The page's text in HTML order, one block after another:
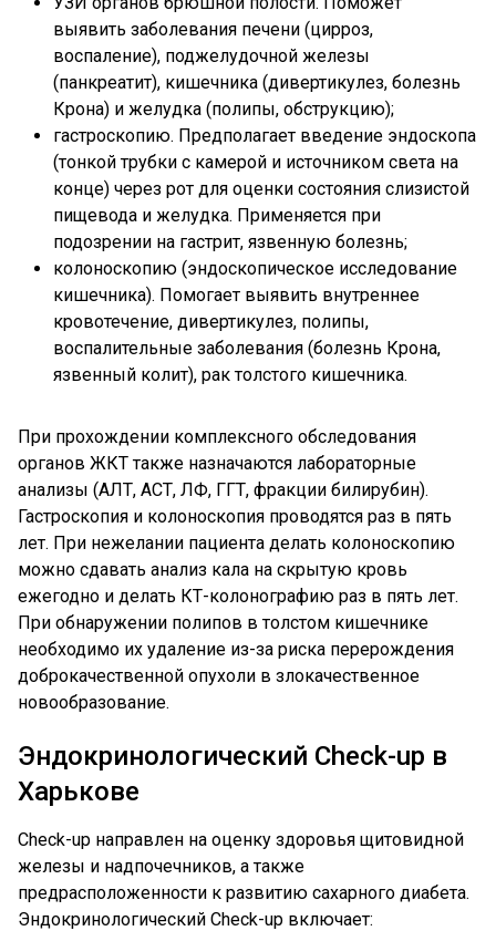
выявить заболевания печени (цирроз,
воспаление), поджелудочной железы
(панкреатит), кишечника (дивертикулез, болезнь
Крона) и желудка (полипы, обструкцию);
гастроскопию. Предполагает введение эндоскопа
(тонкой трубки с камерой и источником света на
конце) через рот для оценки состояния слизистой
пищевода и желудка. Применяется при
подозрении на гастрит, язвенную болезнь;
колоноскопию (эндоскопическое исследование
кишечника). Помогает выявить внутреннее
кровотечение, дивертикулез, полипы,
воспалительные заболевания (болезнь Крона,
язвенный колит), рак толстого кишечника.
При прохождении комплексного обследования
органов ЖКТ также назначаются лабораторные
анализы (АЛТ, АСТ, ЛФ, ГГТ, фракции билирубин).
Гастроскопия и колоноскопия проводятся раз в пять
лет. При нежелании пациента делать колоноскопию
можно сдавать анализ кала на скрытую кровь
ежегодно и делать КТ-колонографию раз в пять лет.
При обнаружении полипов в толстом кишечнике
необходимо их удаление из-за риска перерождения
доброкачественной опухоли в злокачественное
новообразование.
Эндокринологический Check-up в
Харькове
Check-up направлен на оценку здоровья щитовидной
железы и надпочечников, а также
предрасположенности к развитию сахарного диабета.
Эндокринологический Check-up включает: